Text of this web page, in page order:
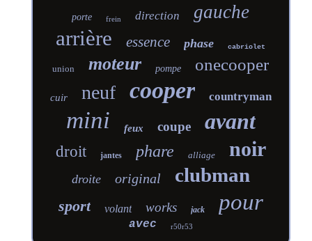
porte frein direction gauche
arrière essence phase cabriolet
union moteur pompe onecooper
cuir neuf cooper countryman
mini feux coupe avant
droit jantes phare alliage noir
droite original clubman
sport volant works jack pour
avec r50r53